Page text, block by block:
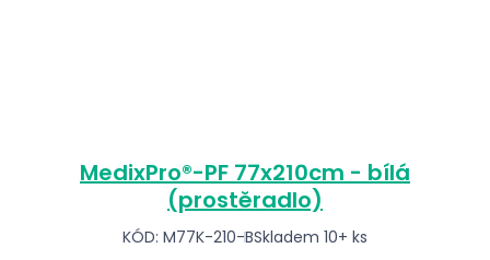
MedixPro®-PF 77x210cm - bílá
(prostěradlo)
KÓD: M77K-210-BSkladem 10+ ks